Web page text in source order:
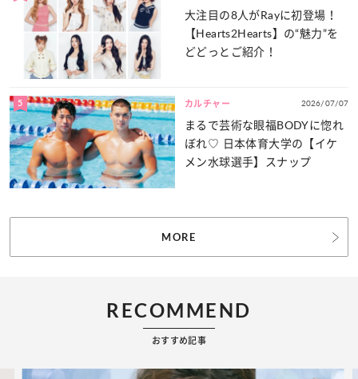
大注目の8人がRayに初登場！
【Hearts2Hearts】の“魅力”を
どどっとご紹介！
5 カルチャー 2026/07/07
まるで芸術な眼福BODYに惚れ
ぼれ♡ 日本体育大学の【イケ
メン水球選手】スナップ
MORE
RECOMMEND
おすすめ記事